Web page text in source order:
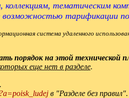
тематическим
тарификации
система удаленного
порядок на этой технической
еще нет в разделе.
в "Разделе без правил".